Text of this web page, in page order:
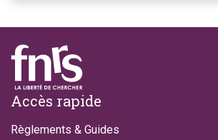
Footer
Accès rapide
Règlements & Guides